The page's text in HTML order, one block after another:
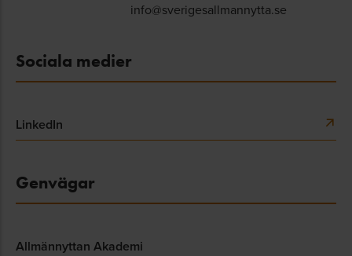
info@sverigesallmannytta.se
Sociala medier
LinkedIn
Genvägar
Allmännyttan Akademi